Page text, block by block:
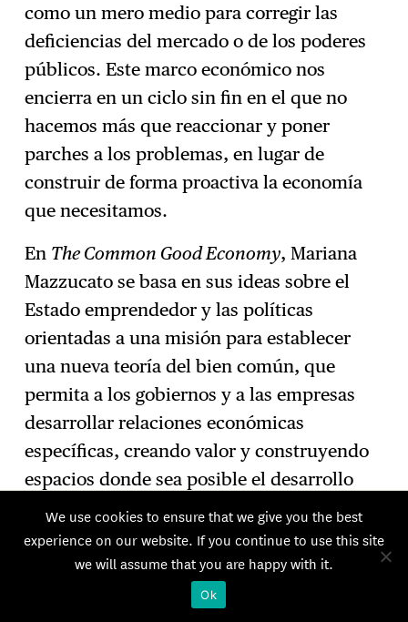
como un mero medio para corregir las
deficiencias del mercado o de los poderes
públicos. Este marco económico nos
encierra en un ciclo sin fin en el que no
hacemos más que reaccionar y poner
parches a los problemas, en lugar de
construir de forma proactiva la economía
que necesitamos.
En The Common Good Economy, Mariana
Mazzucato se basa en sus ideas sobre el
Estado emprendedor y las políticas
orientadas a una misión para establecer
una nueva teoría del bien común, que
permita a los gobiernos y a las empresas
desarrollar relaciones económicas
específicas, creando valor y construyendo
espacios donde sea posible el desarrollo
humano. Sostiene que la forma en que
alcanzamos nuestros objetivos colectivos —
mediante la acción colectiva, la
participación y la reciprocidad— es tan
We use cookies to ensure that we give you the best
experience on our website. If you continue to use this site
we will assume that you are happy with it.
Ok